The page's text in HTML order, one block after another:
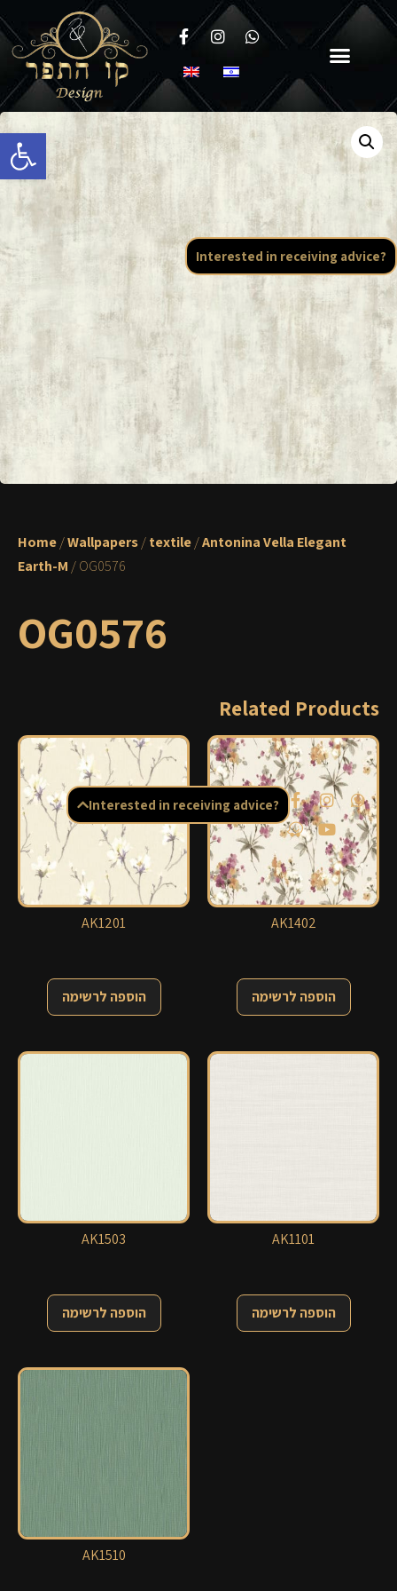
Open toolbar
Home/Wallpapers/textile/Antonina Vella Elegant
Earth-M / OG0576
OG0576
Related Products
AK1201
הוספה לרשימה
AK1402
הוספה לרשימה
AK1503
הוספה לרשימה
AK1101
הוספה לרשימה
AK1510
Interested in receiving advice?
Interested in receiving advice?